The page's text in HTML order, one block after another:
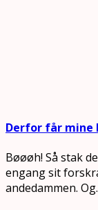
Derfor får
Bøøøh! Så stak
engang sit
andedammen.